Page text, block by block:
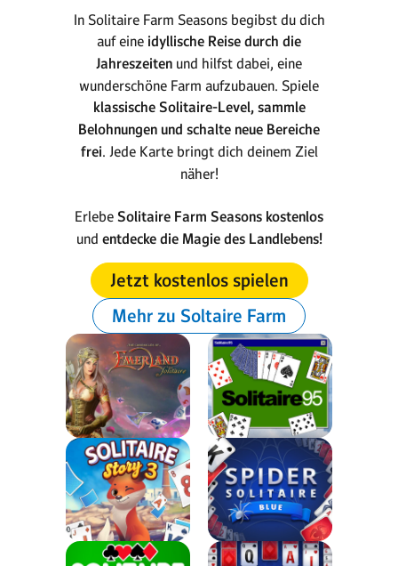
In Solitaire Farm Seasons begibst du dich
auf eine idyllische Reise durch die
Jahreszeiten und hilfst dabei, eine
wunderschöne Farm aufzubauen. Spiele
klassische Solitaire-Level, sammle
Belohnungen und schalte neue Bereiche
frei. Jede Karte bringt dich deinem Ziel
näher!
Erlebe Solitaire Farm Seasons kostenlos
und entdecke die Magie des Landlebens!
Jetzt kostenlos spielen
Mehr zu Soltaire Farm